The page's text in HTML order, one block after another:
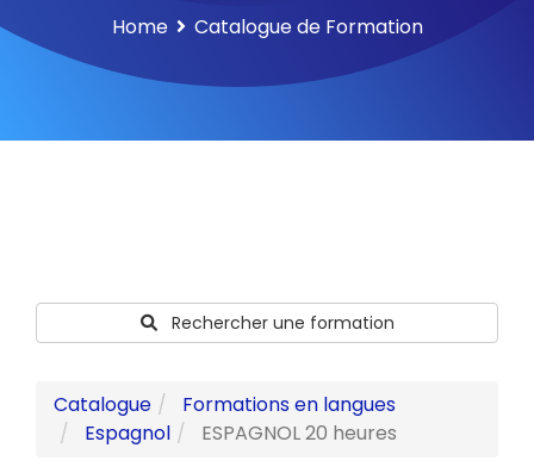
Home Catalogue de Formation
Rechercher une formation
Catalogue
Formations en langues
Espagnol
ESPAGNOL 20 heures